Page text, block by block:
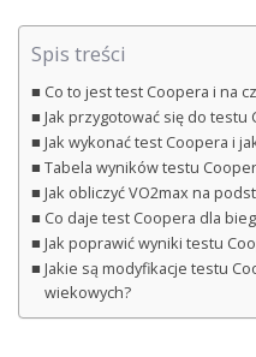
Spis treści
Co to jest test Coopera i na
Jak przygotować się do testu
Jak wykonać test Coopera i
Tabela wyników testu
Jak obliczyć VO2max na
Co daje test Coopera dla
Jak poprawić wyniki testu
Jakie są modyfikacje testu
wiekowych?